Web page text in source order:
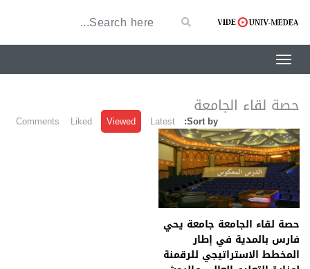
حصة لقاء الجامعة
Sort by:
Latest
Viewed
Liked
Comments
حصة لقاء الجامعة جامعة يحي
فارس بالمدية في إطار
المخطط الاستراتيجي للرقمنة